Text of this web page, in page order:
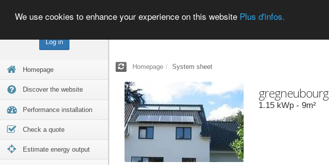
Log in
Homepage
Discover the website
Performance installation
Check a quote
Estimate energy output
We use cookies to enhance your experience on this website Plus d'infos.
Homepage System sheet
gregneubourg
1.15 kWp - 9m²